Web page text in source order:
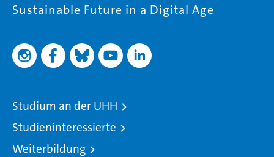
Sustainable Future in a Digital Age
Studium an der UHH
Studieninteressierte
Weiterbildung